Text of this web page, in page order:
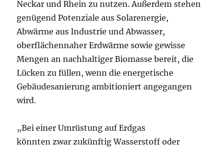
Neckar und Rhein zu nutzen. Außerdem stehen
genügend Potenziale aus Solarenergie,
Abwärme aus Industrie und Abwasser,
oberflächennaher Erdwärme sowie gewisse
Mengen an nachhaltiger Biomasse bereit, die
Lücken zu füllen, wenn die energetische
Gebäudesanierung ambitioniert angegangen
wird.
„Bei einer Umrüstung auf Erdgas
könnten zwar zukünftig Wasserstoff oder